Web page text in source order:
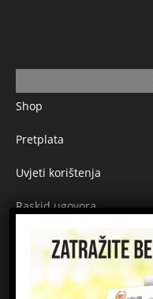
Shop
Pretplata
Uvjeti korištenja
Raskid ugovora
Načini plaćanja
Sigurnost plaćanja